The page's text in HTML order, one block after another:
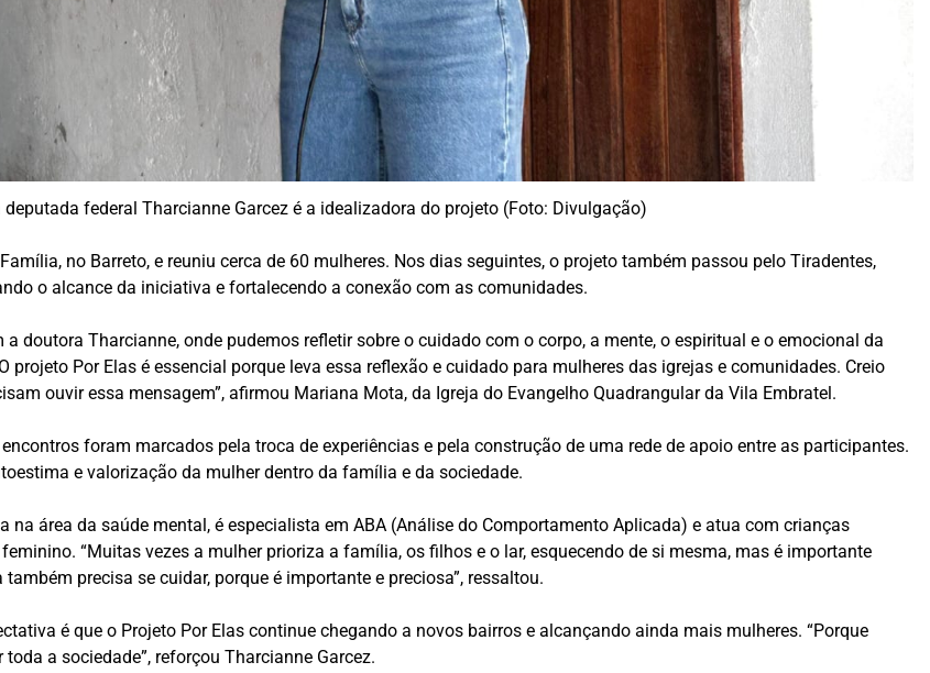
deputada federal Tharcianne Garcez é a idealizadora do projeto (Foto: Divulgação)
no Barreto, e reuniu cerca de 60 mulheres. Nos dias seguintes, o projeto também passou pelo Tiradentes,
o alcance da iniciativa e fortalecendo a conexão com as comunidades.
doutora Tharcianne, onde pudemos refletir sobre o cuidado com o corpo, a mente, o espiritual e o emocional da
projeto Por Elas é essencial porque leva essa reflexão e cuidado para mulheres das igrejas e comunidades. Creio
ouvir essa mensagem”, afirmou Mariana Mota, da Igreja do Evangelho Quadrangular da Vila Embratel.
foram marcados pela troca de experiências e pela construção de uma rede de apoio entre as participantes.
e valorização da mulher dentro da família e da sociedade.
na área da saúde mental, é especialista em ABA (Análise do Comportamento Aplicada) e atua com crianças
“Muitas vezes a mulher prioriza a família, os filhos e o lar, esquecendo de si mesma, mas é importante
precisa se cuidar, porque é importante e preciosa”, ressaltou.
é que o Projeto Por Elas continue chegando a novos bairros e alcançando ainda mais mulheres. “Porque
a sociedade”, reforçou Tharcianne Garcez.